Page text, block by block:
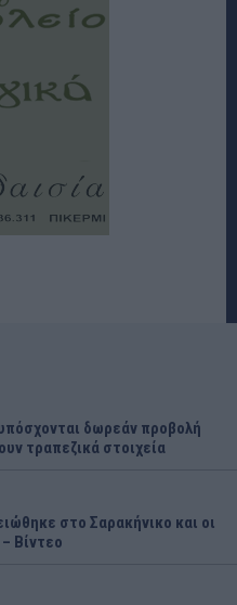
δωρεάν προβολή
τραπεζικά στοιχεία
στο Σαρακήνικο και οι
Βίντεο